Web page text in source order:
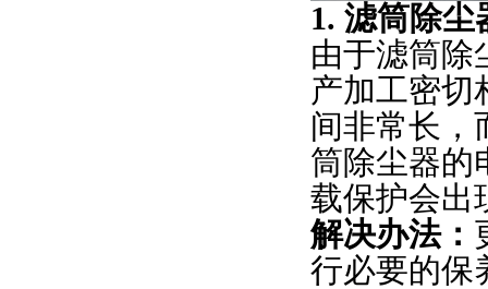
1. 滤筒除尘
由于滤筒除
产加工密切
间非常长，
筒除尘器的
载保护会出
解决办法：
行必要的保